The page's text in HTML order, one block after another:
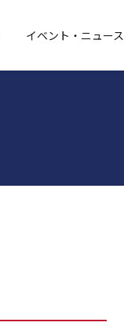
イベント・ニュース